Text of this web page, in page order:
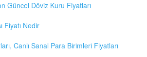
Güncel Döviz Kuru Fiyatları
Fiyatı Nedir
Canlı Sanal Para Birimleri Fiyatları